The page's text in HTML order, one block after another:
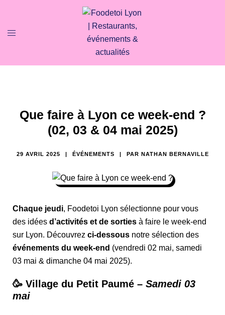
Que faire à Lyon ce week-end ?
(02, 03 & 04 mai 2025)
29 AVRIL 2025 ÉVÉNEMENTS PAR NATHAN BERNAVILLE
Chaque jeudi, Foodetoi Lyon sélectionne pour vous
des idées d’activités et de sorties à faire le week-end
sur Lyon. Découvrez ci-dessous notre sélection des
événements du week-end (vendredi 02 mai, samedi
03 mai & dimanche 04 mai 2025).
🥳 Village du Petit Paumé – Samedi 03
mai